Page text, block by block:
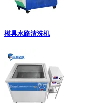
模具水路清洗机